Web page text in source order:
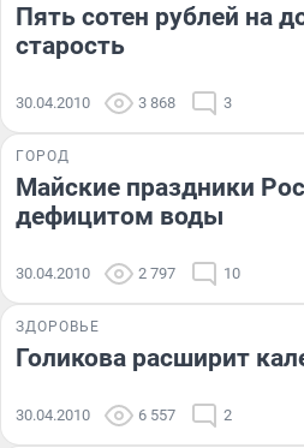
Пять сотен рублей на
старость
30.04.2010 3 868 3
ГОРОД
Майские праздники
дефицитом воды
30.04.2010 2 797 10
ЗДОРОВЬЕ
Голикова расширит
30.04.2010 6 557 2